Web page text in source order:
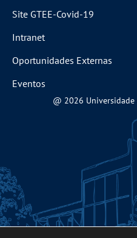
Site GTEE-Covid-19
Intranet
Oportunidades Externas
Eventos
@ 2026 Universidade